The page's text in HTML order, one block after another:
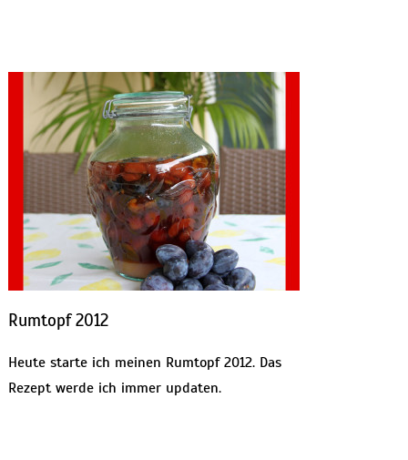
Rumtopf 2012
Heute starte ich meinen Rumtopf 2012. Das
Rezept werde ich immer updaten.